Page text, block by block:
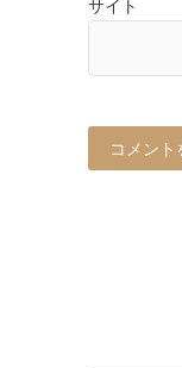
サイト